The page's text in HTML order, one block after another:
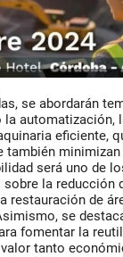
se abordarán
la automatización,
eficiente,
también
será uno de
la reducción
restauración de
se
fomentar la
tanto